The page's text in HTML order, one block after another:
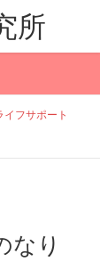
所
フサポート
なり